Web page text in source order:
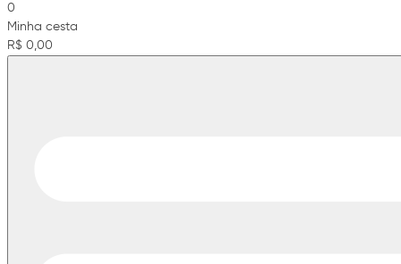
0
Minha cesta
R$ 0,00